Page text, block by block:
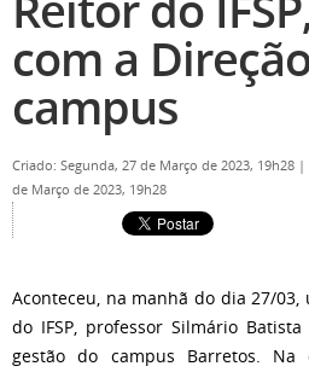
com a
campus
Criado: Segunda, 27 de Março de 2023, 19h28 |
de Março de 2023, 19h28
Aconteceu, na manhã do dia 27/
do IFSP, professor Silmário
gestão do campus Barretos. Na